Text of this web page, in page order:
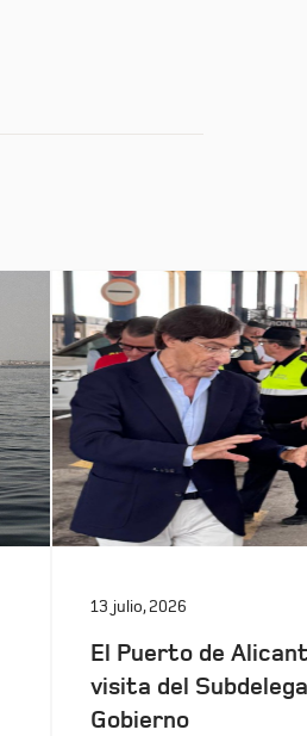
13 julio, 2026
El Puerto de
visita del
Gobierno